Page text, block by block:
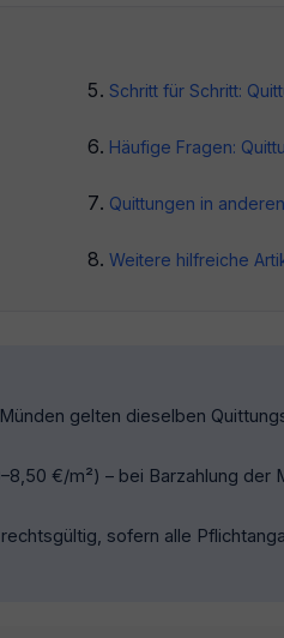
Schritt für Schritt:
Häufige Fragen:
Quittungen in
Weitere hilfreiche
gelten dieselben
€/m²) – bei Barzahlung der
sofern alle